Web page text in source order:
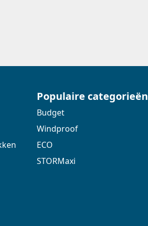
Populaire categorieën
Budget
Windproof
ECO
STORMaxi